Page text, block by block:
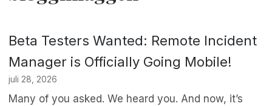
Beta Testers Wanted: Remote Incident
Manager is Officially Going Mobile!
juli 28, 2026
Many of you asked. We heard you. And now, it’s